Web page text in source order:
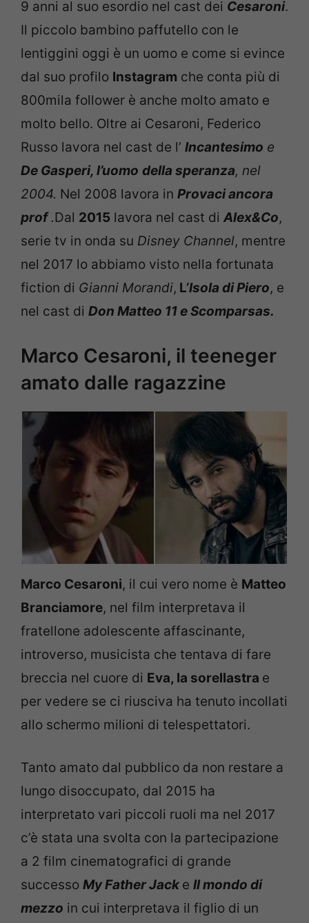
9 anni al suo esordio nel cast dei Cesaroni.
Il piccolo bambino paffutello con le
lentiggini oggi è un uomo e come si evince
dal suo profilo Instagram che conta più di
800mila follower è anche molto amato e
molto bello. Oltre ai Cesaroni, Federico
Russo lavora nel cast de l’ Incantesimo e
De Gasperi, l’uomo della speranza, nel
2004. Nel 2008 lavora in Provaci ancora
prof.Dal 2015 lavora nel cast di Alex&Co,
serie tv in onda su Disney Channel, mentre
nel 2017 lo abbiamo visto nella fortunata
fiction di Gianni Morandi, L’Isola di Piero, e
nel cast di Don Matteo 11 e Scomparsas.
Marco Cesaroni, il teeneger
amato dalle ragazzine
Marco Cesaroni, il cui vero nome è Matteo
Branciamore, nel film interpretava il
fratellone adolescente affascinante,
introverso, musicista che tentava di fare
breccia nel cuore di Eva, la sorellastra e
per vedere se ci riusciva ha tenuto incollati
allo schermo milioni di telespettatori.
Tanto amato dal pubblico da non restare a
lungo disoccupato, dal 2015 ha
interpretato vari piccoli ruoli ma nel 2017
c’è stata una svolta con la partecipazione
a 2 film cinematografici di grande
successo My Father Jack e Il mondo di
mezzo in cui interpretava il figlio di un